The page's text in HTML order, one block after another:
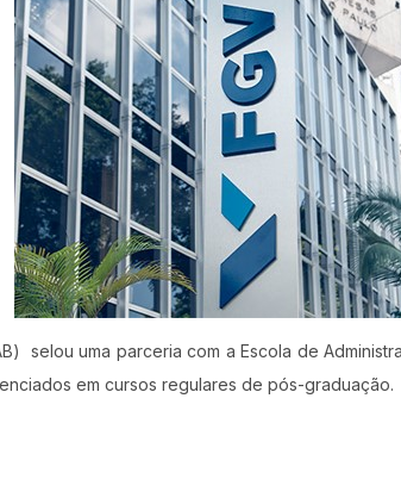
selou uma parceria com a Escola de
em cursos regulares de pós-graduação.